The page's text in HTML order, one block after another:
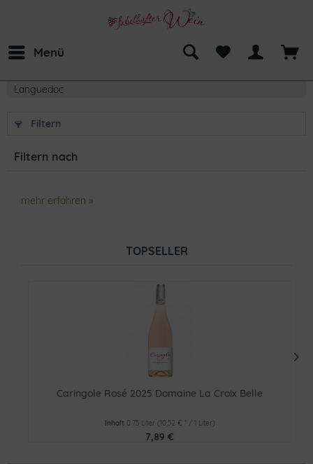
Menü
Languedoc
Filtern
Filtern nach
mehr erfahren »
TOPSELLER
Caringole Rosé 2025 Domaine La Croix Belle
Inhalt 0.75 Liter (10,52 € * / 1 Liter)
7,89 €